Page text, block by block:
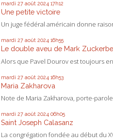
mardi 27 août 2024 17h12
Une petite victoire
Un juge fédéral américain donne
mardi 27 août 2024 16h55
Le double aveu de Mark
Alors que Pavel Dourov est toujours en
mardi 27 août 2024 16h53
Maria Zakharova
Note de Maria Zakharova, porte-
mardi 27 août 2024 06h05
Saint Joseph Calasanz
La congrégation fondée au début du